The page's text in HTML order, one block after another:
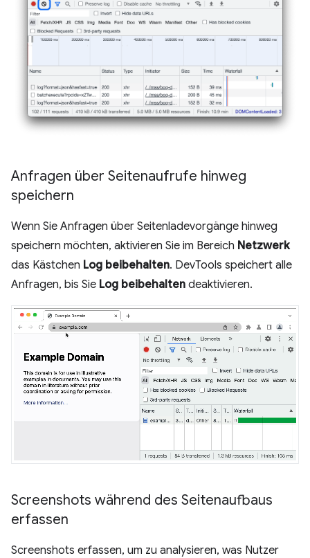
Anfragen über Seitenaufrufe hinweg
speichern
Wenn Sie Anfragen über Seitenladevorgänge hinweg
speichern möchten, aktivieren Sie im Bereich Netzwerk
das Kästchen Log beibehalten. DevTools speichert alle
Anfragen, bis Sie Log beibehalten deaktivieren.
Screenshots während des Seitenaufbaus
erfassen
Screenshots erfassen, um zu analysieren, was Nutzer